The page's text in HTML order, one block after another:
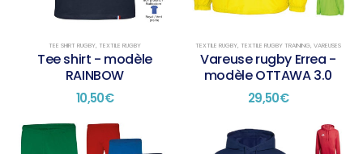
TEE SHIRT RUGBY, TEXTILE RUGBY
Tee shirt - modèle
RAINBOW
10,50€
TEXTILE RUGBY, TEXTILE RUGBY TRAINING, VAREUSES
Vareuse rugby Errea -
modèle OTTAWA 3.0
29,50€